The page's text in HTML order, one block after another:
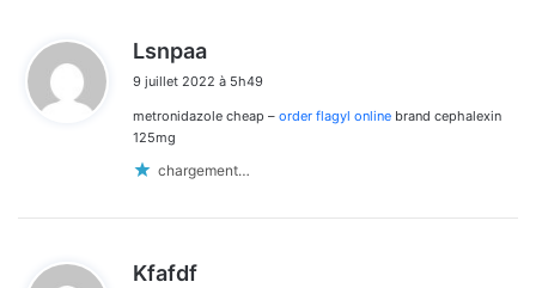
Lsnpaa
t
9 juillet 2022 à 5h49
metronidazole cheap – order flagyl online brand cephalexin
125mg
chargement…
Kfafdf